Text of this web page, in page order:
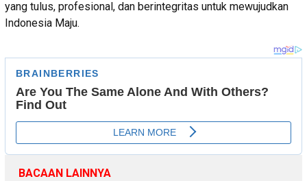
yang tulus, profesional, dan berintegritas untuk mewujudkan
Indonesia Maju.
BACAAN LAINNYA